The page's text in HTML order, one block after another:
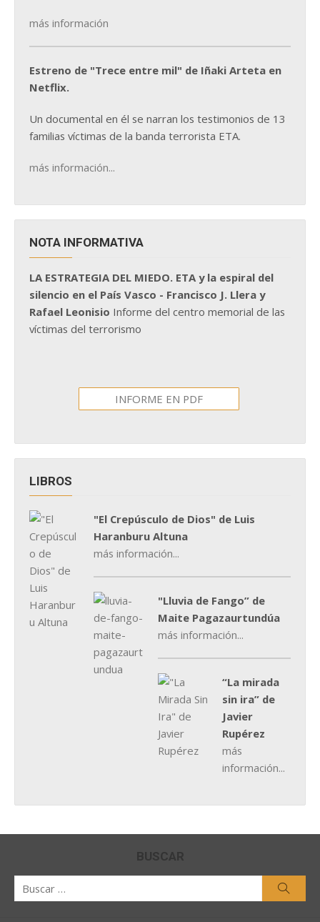
más información
Estreno de "Trece entre mil" de Iñaki Arteta en
Netflix.
Un documental en él se narran los testimonios de 13
familias víctimas de la banda terrorista ETA.
más información...
NOTA INFORMATIVA
LA ESTRATEGIA DEL MIEDO. ETA y la espiral del
silencio en el País Vasco - Francisco J. Llera y
Rafael Leonisio Informe del centro memorial de las
víctimas del terrorismo
INFORME EN PDF
LIBROS
"El Crepúsculo de Dios" de Luis
Haranburu Altuna
más información...
"Lluvia de Fango” de
Maite Pagazaurtundúa
más información...
“La mirada
sin ira” de
Javier
Rupérez
más
información...
BUSCAR